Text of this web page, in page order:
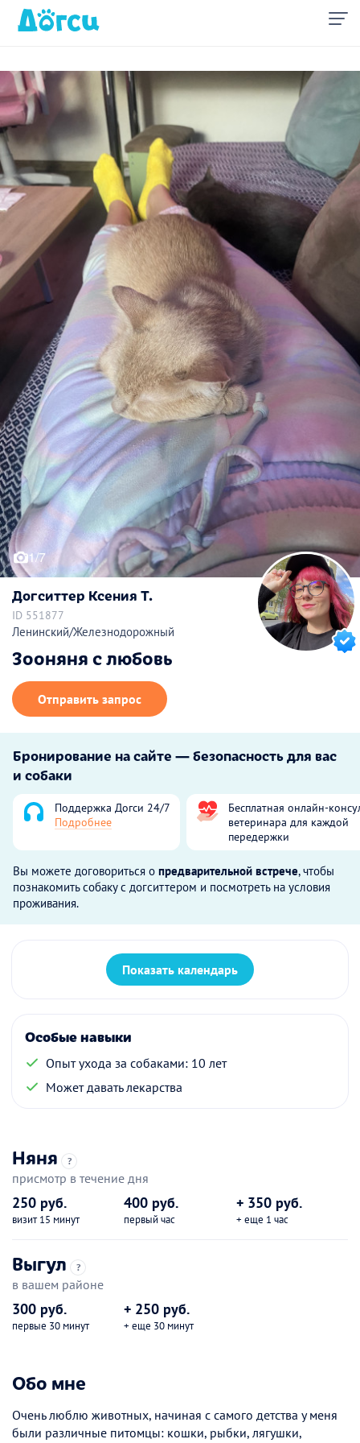
1/7
Догситтер Ксения Т.
ID 551877
Ленинский/Железнодорожный
Зооняня с любовь
Отправить запрос
Бронирование на сайте — безопасность для вас
и собаки
Поддержка Догси 24/7
Подробнее
Бесплатная онлайн-
ветеринара для каждой
передержки
Вы можете договориться о предварительной встрече, чтобы
познакомить собаку с догситтером и посмотреть на условия
проживания.
Показать календарь
Особые навыки
Опыт ухода за собаками: 10 лет
Может давать лекарства
Няня ?
присмотр в течение дня
250 руб.
визит 15 минут
400 руб.
первый час
+ 350 руб.
+ еще 1 час
Выгул ?
в вашем районе
300 руб.
первые 30 минут
+ 250 руб.
+ еще 30 минут
Обо мне
Очень люблю животных, начиная с самого детства у меня
были различные питомцы: кошки, рыбки, лягушки,